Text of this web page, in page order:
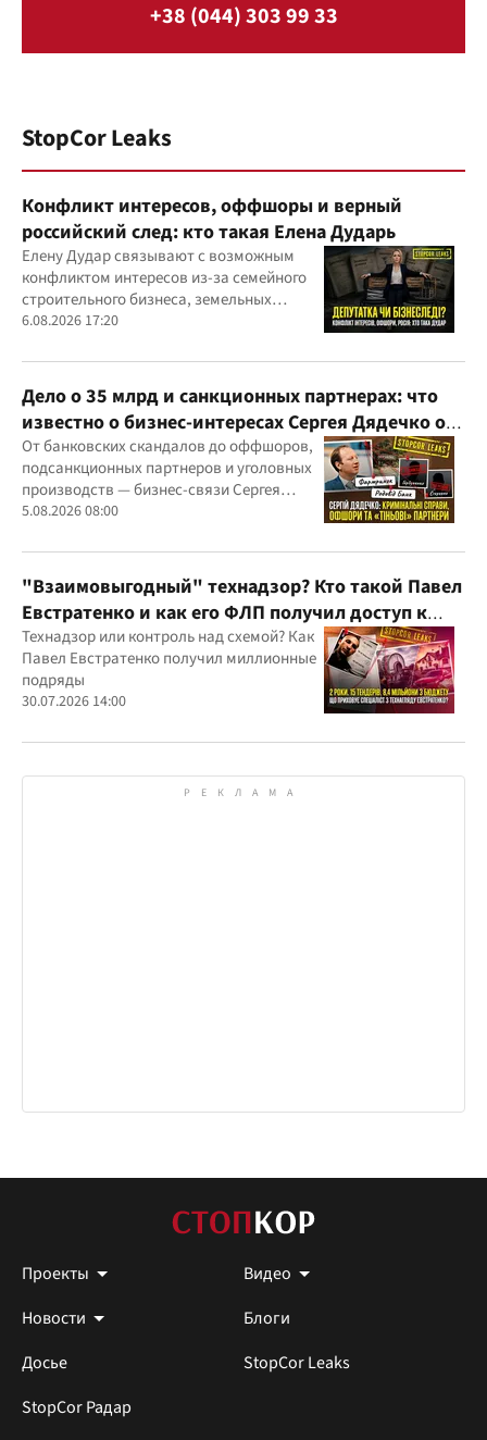
+38 (044) 303 99 33
StopCor Leaks
Конфликт интересов, оффшоры и верный
российский след: кто такая Елена Дударь
Елену Дудар связывают с возможным
конфликтом интересов из-за семейного
строительного бизнеса, земельных
скандалов, судебных дел
6.08.2026 17:20
Дело о 35 млрд и санкционных партнерах: что
известно о бизнес-интересах Сергея Дядечко от
"Родовид Банка" до "ФАРМАСЕЛ"
От банковских скандалов до оффшоров,
подсанкционных партнеров и уголовных
производств — бизнес-связи Сергея
Дядечко до сих пор простираются через
юрисдикций
5.08.2026 08:00
"Взаимовыгодный" технадзор? Кто такой Павел
Евстратенко и как его ФЛП получил доступ к
бюджетным миллионам?
Технадзор или контроль над схемой? Как
Павел Евстратенко получил миллионные
подряды
30.07.2026 14:00
Проекты
Видео
Новости
Блоги
Досье
StopCor Leaks
StopCor Радар